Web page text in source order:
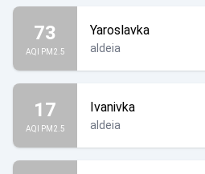
73
AQI PM2.5
Yaroslavka
aldeia
17
AQI PM2.5
Ivanivka
aldeia